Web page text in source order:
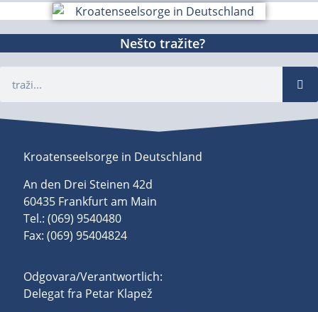
Nešto tražite?
Kroatenseelsorge in Deutschland
An den Drei Steinen 42d
60435 Frankfurt am Main
Tel.: (069) 9540480
Fax: (069) 95404824
Odgovara/Verantwortlich:
Delegat fra Petar Klapež